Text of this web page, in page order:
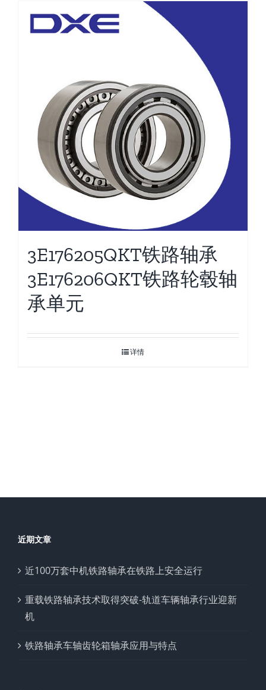
3E176205QKT铁路轴承
3E176206QKT铁路轮毂轴
承单元
详情
近期文章
近100万套中机铁路轴承在铁路上安全运行
重载铁路轴承技术取得突破-轨道车辆轴承行业迎新
机
铁路轴承车轴齿轮箱轴承应用与特点